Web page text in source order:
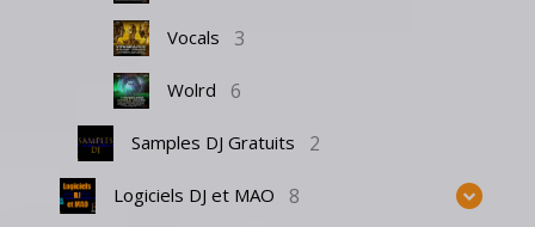
Vocals 3
Wolrd 6
Samples DJ Gratuits 2
Logiciels DJ et MAO 8